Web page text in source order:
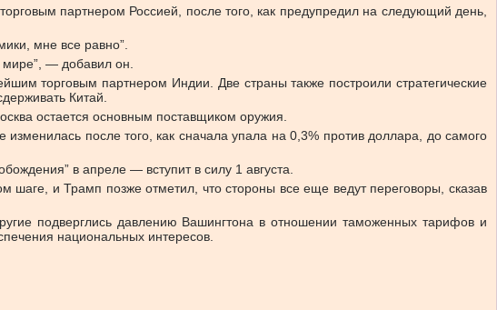
партнером Россией, после того, как предупредил на следующий день,
мне все равно”.
— добавил он.
торговым партнером Индии. Две страны также построили стратегические
Китай.
остается основным поставщиком оружия.
после того, как сначала упала на 0,3% против доллара, до самого
в апреле — вступит в силу 1 августа.
и Трамп позже отметил, что стороны все еще ведут переговоры, сказав
подверглись давлению Вашингтона в отношении таможенных тарифов и
национальных интересов.